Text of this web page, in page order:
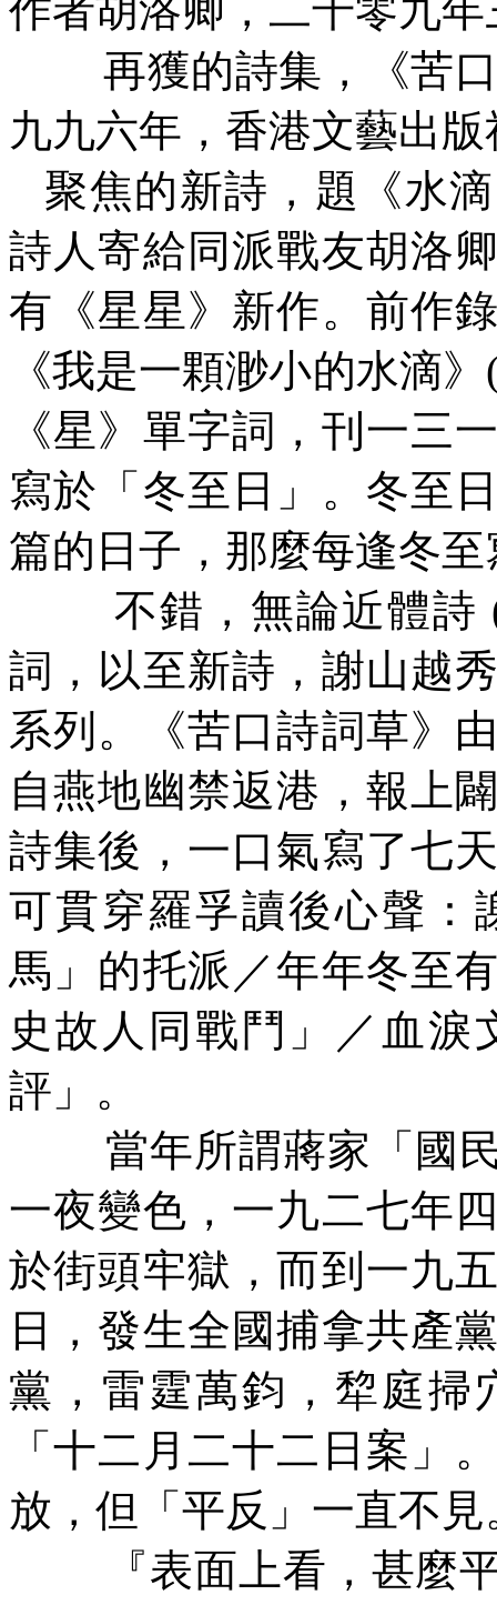
作者胡洛卿，二千零九
再獲的詩集，《苦
九九六年，香港文藝出
聚焦的新詩，題《水
詩人寄給同派戰友胡洛
有《星星》新作。前作
《我是一顆渺小的水滴》
《星》單字詞，刊一三
寫於「冬至日」。冬至
篇的日子，那麼每逢冬
不錯，無論近體詩
詞，以至新詩，謝山越
系列。《苦口詩詞草》
自燕地幽禁返港，報上
詩集後，一口氣寫了七
可貫穿羅孚讀後心聲：
馬」的托派／年年冬至
史故人同戰鬥」／血淚
評」。
當年所謂蔣家「國
一夜變色，一九二七年
於街頭牢獄，而到一九
日，發生全國捕拿共產
黨，雷霆萬鈞，犂庭掃
「十二月二十二日案」
放，但「平反」一直不
『表面上看，甚麼